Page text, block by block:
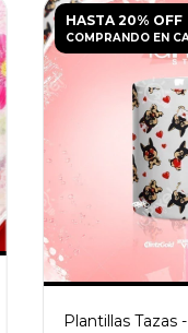
HASTA 20% OFF
COMPRANDO EN
Plantillas Tazas